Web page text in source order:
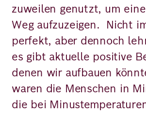
zuweilen genutzt, um
Weg aufzuzeigen. Nicht
perfekt, aber dennoch
es gibt aktuelle positive
denen wir aufbauen
waren die Menschen in
die bei